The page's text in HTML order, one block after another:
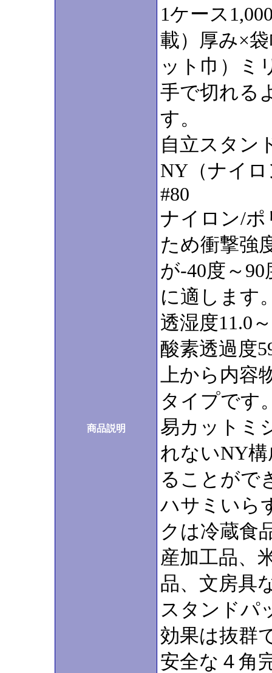
商品説明
1ケース
載）厚み×
ット巾）ミ
手で切れる
す。
自立スタン
NY（ナイロ
#80
ナイロン/
ため衝撃強
が-40度～
に適します
透湿度11.0
酸素透過度
上から内容
タイプです
易カットミ
れないNY
ることがで
ハサミいら
クは冷蔵食
産加工品、
品、文房具
スタンドパ
効果は抜群
安全な４角